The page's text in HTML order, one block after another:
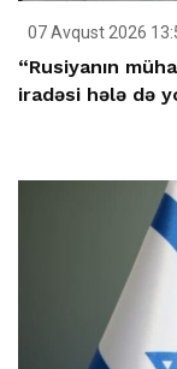
07 Avqust 2026
“Rusiyanın
iradəsi hələ də